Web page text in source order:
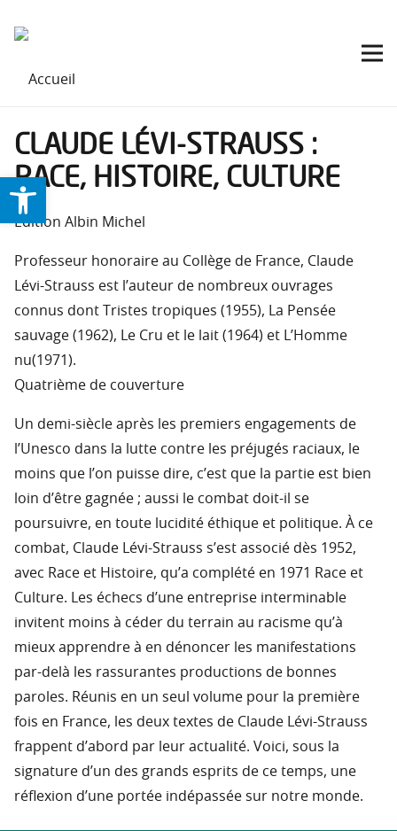
Ouvrir la barre d’outils
CLAUDE LÉVI-STRAUSS :
RACE, HISTOIRE, CULTURE
Edition Albin Michel
Professeur honoraire au Collège de France, Claude
Lévi-Strauss est l’auteur de nombreux ouvrages
connus dont Tristes tropiques (1955), La Pensée
sauvage (1962), Le Cru et le lait (1964) et L’Homme
nu(1971).
Quatrième de couverture
Un demi-siècle après les premiers engagements de
l’Unesco dans la lutte contre les préjugés raciaux, le
moins que l’on puisse dire, c’est que la partie est bien
loin d’être gagnée ; aussi le combat doit-il se
poursuivre, en toute lucidité éthique et politique. À ce
combat, Claude Lévi-Strauss s’est associé dès 1952,
avec Race et Histoire, qu’a complété en 1971 Race et
Culture. Les échecs d’une entreprise interminable
invitent moins à céder du terrain au racisme qu’à
mieux apprendre à en dénoncer les manifestations
par-delà les rassurantes productions de bonnes
paroles. Réunis en un seul volume pour la première
fois en France, les deux textes de Claude Lévi-Strauss
frappent d’abord par leur actualité. Voici, sous la
signature d’un des grands esprits de ce temps, une
réflexion d’une portée indépassée sur notre monde.